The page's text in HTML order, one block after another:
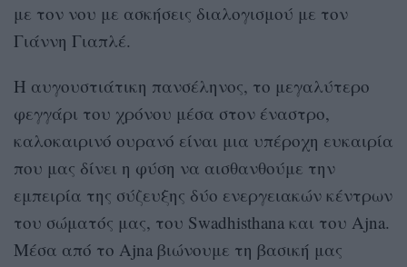
με τον νου με ασκήσεις διαλογισμού με τον
Γιάννη Γιαπλέ.
Η αυγουστιάτικη πανσέληνος, το μεγαλύτερο
φεγγάρι του χρόνου μέσα στον έναστρο,
καλοκαιρινό ουρανό είναι μια υπέροχη ευκαιρία
που μας δίνει η φύση να αισθανθούμε την
εμπειρία της σύζευξης δύο ενεργειακών κέντρων
του σώματός μας, του Swadhisthana και του Ajna.
Μέσα από το Ajna βιώνουμε τη βασική μας